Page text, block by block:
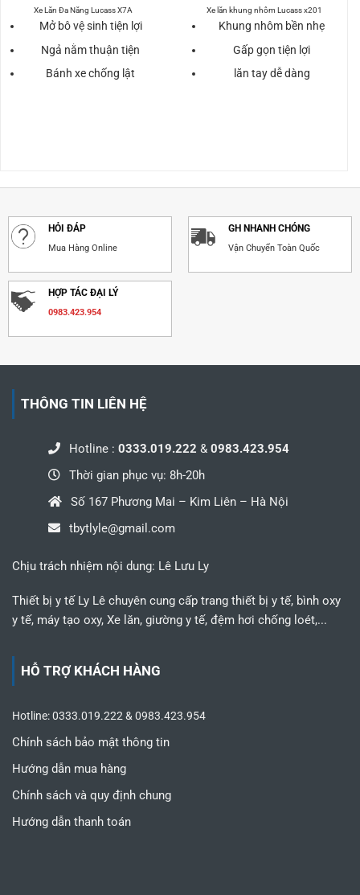
là:
3.050.000₫.
2.650.000₫.
Xe Lăn Đa Năng Lucass X7A
Mở bô vệ sinh tiện lợi
Ngả nằm thuận tiện
Bánh xe chống lật
là:
2.900.000₫.
Xe lăn khung nhôm Lucass x201
Khung nhôm bền nhẹ
Gấp gọn tiện lợi
lăn tay dễ dàng
HỎI ĐÁP
Mua Hàng Online
GH NHANH CHÓNG
Vận Chuyển Toàn Quốc
HỢP TÁC ĐẠI LÝ
0983.423.954
THÔNG TIN LIÊN HỆ
Hotline : 0333.019.222 & 0983.423.954
Thời gian phục vụ: 8h-20h
Số 167 Phương Mai – Kim Liên – Hà Nội
tbytlyle@gmail.com
Chịu trách nhiệm nội dung: Lê Lưu Ly
Thiết bị y tế Ly Lê chuyên cung cấp trang thiết bị y tế, bình oxy
y tế, máy tạo oxy, Xe lăn, giường y tế, đệm hơi chống loét,...
HỖ TRỢ KHÁCH HÀNG
Hotline: 0333.019.222 & 0983.423.954
Chính sách bảo mật thông tin
Hướng dẫn mua hàng
Chính sách và quy định chung
Hướng dẫn thanh toán